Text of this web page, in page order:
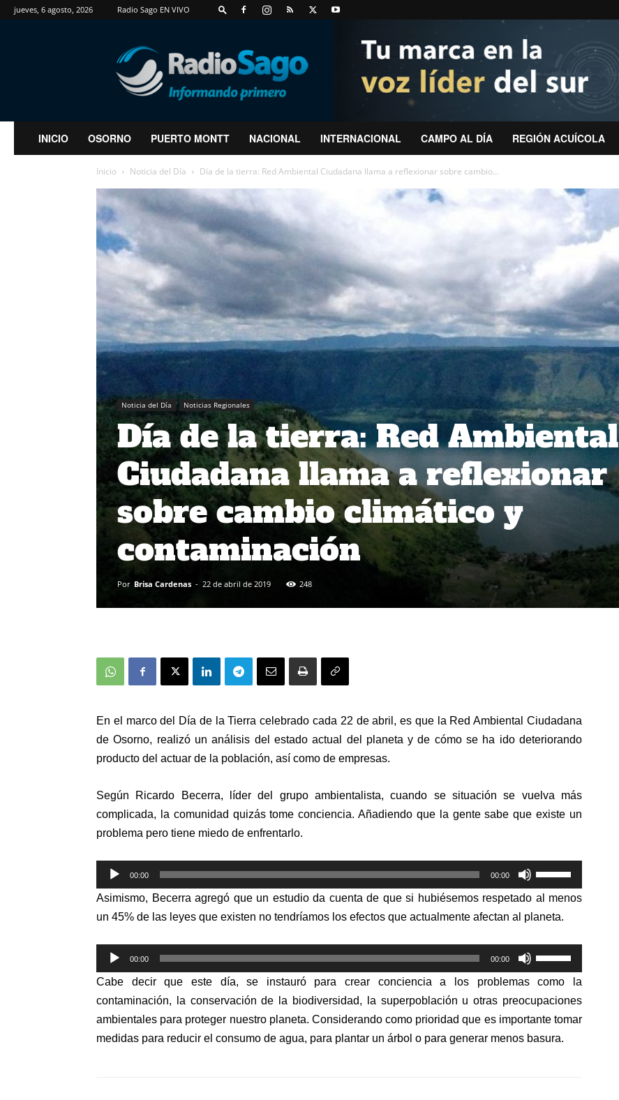
jueves, 6 agosto, 2026 Radio Sago EN VIVO
RadioSago
INICIO OSORNO PUERTO MONTT NACIONAL INTERNACIONAL CAMPO AL DÍA REGIÓN ACUÍCOLA
Inicio Noticia del Día Día de la tierra: Red Ambiental Ciudadana llama a reflexionar sobre cambio...
Noticia del Día Noticias Regionales
Día de la tierra: Red Ambiental
Ciudadana llama a reflexionar
sobre cambio climático y
contaminación
Por Brisa Cardenas - 22 de abril de 2019 248
En el marco del Día de la Tierra celebrado cada 22 de abril, es que la Red Ambiental Ciudadana
de Osorno, realizó un análisis del estado actual del planeta y de cómo se ha ido deteriorando
producto del actuar de la población, así como de empresas.
Según Ricardo Becerra, líder del grupo ambientalista, cuando se situación se vuelva más
complicada, la comunidad quizás tome conciencia. Añadiendo que la gente sabe que existe un
problema pero tiene miedo de enfrentarlo.
Reproductor
de
audio
00:00 00:00
las
teclas
de
arriba/abajo
para
aumentar
Asimismo, Becerra agregó que un estudio da cuenta de que si hubiésemos respetado al menos
un 45% de las leyes que existen no tendríamos los efectos que actualmente afectan al planeta.
Reproductor
de
audio
00:00 00:00
las
teclas
de
flecha
arriba/abajo
Cabe decir que este día, se instauró para crear conciencia a los problemas como la
contaminación, la conservación de la biodiversidad, la superpoblación u otras preocupaciones
ambientales para proteger nuestro planeta. Considerando como prioridad que es importante tomar
medidas para reducir el consumo de agua, para plantar un árbol o para generar menos basura.